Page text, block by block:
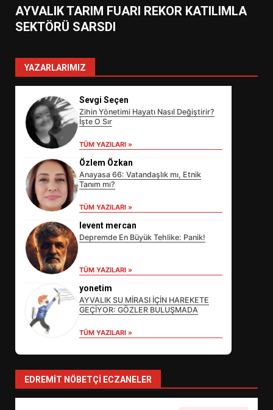
AYVALIK TARIM FUARI REKOR KATILIMLA
SEKTÖRÜ SARSDI
YAZARLARIMIZ
Sevgi Seçen
Zihin Yönetimi Hayatı Nasıl Değiştirir?
İşte O Sır
TÜM YAZILARI »
Özlem Özkan
Anayasa 66: Vatandaşlık mı, Etnik
Tanım mı?
TÜM YAZILARI »
levent mercan
Depremde En Büyük Tehlike: Panik!
TÜM YAZILARI »
yonetim
AYVALIK SU MİRASI İÇİN HAREKETE
GEÇİYOR: GÖZLER BULUŞMADA
TÜM YAZILARI »
EDREMIT NÖBETÇI ECZANELER
EİB’DE KRİTİK ATAMA:
DEĞİŞECEK?
EDREMİT’İN GURURU TÜRKİYE
FİNALİNDE NE BAŞARDI?
5